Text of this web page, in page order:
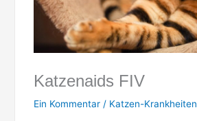
Katzenaids FIV
Ein Kommentar / Katzen-Krankheiten